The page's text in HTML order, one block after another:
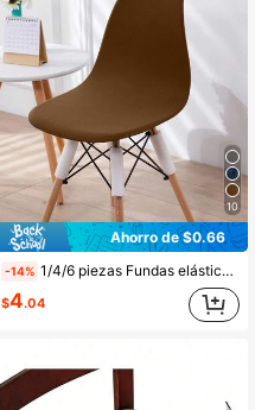
10
Ahorro de $0.66
-14% 1/4/6 piezas Fundas elásticas de seda de leche de unicolor para silla Eames, funda protectora contra el polvo y la suciedad para sillas del hogar, dormitorio, sala de estar y comedor
$4.04